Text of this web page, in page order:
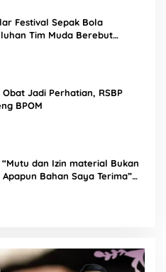
Festival Sepak Bola
Tim Muda Berebut
Jadi Perhatian, RSBP
BPOM
“Mutu dan Izin material Bukan
Bahan Saya Terima”